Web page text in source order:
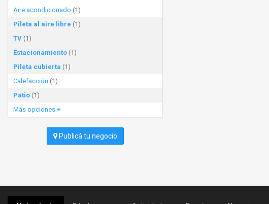
Aire acondicionado (1)
Pileta al aire libre (1)
TV (1)
Estacionamiento (1)
Pileta cubierta (1)
Calefacción (1)
Patio (1)
Más opciones
Publicá tu negocio